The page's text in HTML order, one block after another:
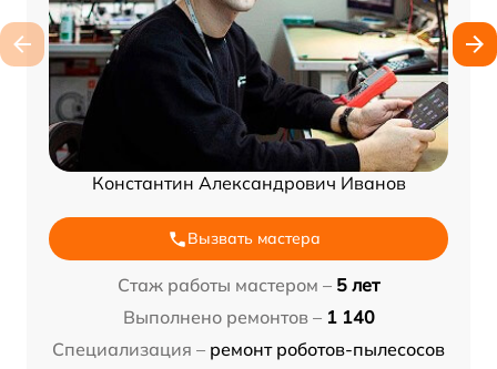
Константин Александрович Иванов
Вызвать мастера
Стаж работы мастером – 5 лет
Выполнено ремонтов – 1 140
Специализация – ремонт роботов-пылесосов